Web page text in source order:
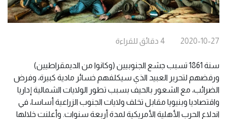
2020-10-27
4 دقائق للقراءة
سنة 1861 تسبب جشع الجنوبيين (وكانوا من الديمقراطيين)
ورفضهم لتحرير العبيد الذي سيكلفهم خسائر مادية كبيرة، وفرض
الضرائب، مع الشعور بالحيف بسبب تطور الولايات الشمالية إداريا
واقتصاديا وبنيويا مقابل تخلف ولايات الجنوب الزراعية أساسا، في
اندلاع الحرب الأهلية الأمريكية لمدة أربعة سنوات. وأعلنت خلالها